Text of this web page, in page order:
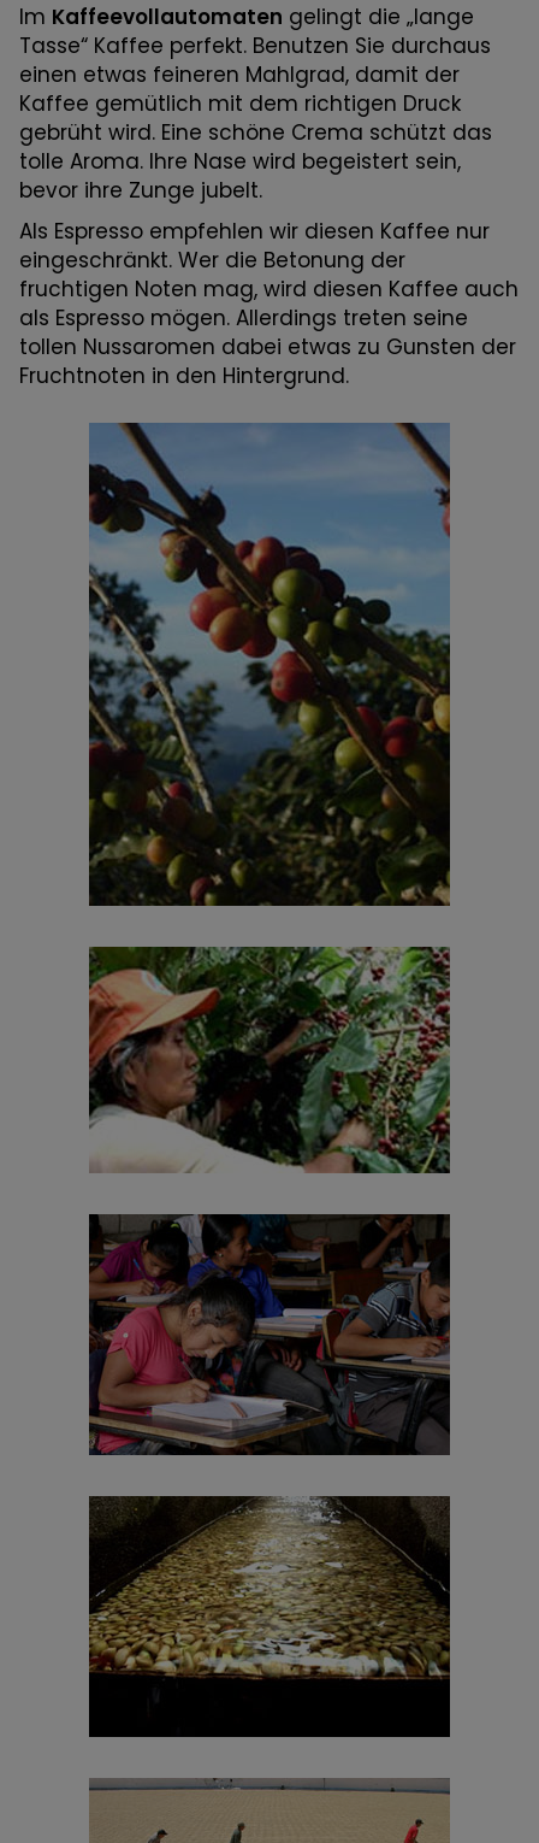
Im Kaffeevollautomaten gelingt die „lange
Tasse“ Kaffee perfekt. Benutzen Sie durchaus
einen etwas feineren Mahlgrad, damit der
Kaffee gemütlich mit dem richtigen Druck
gebrüht wird. Eine schöne Crema schützt das
tolle Aroma. Ihre Nase wird begeistert sein,
bevor ihre Zunge jubelt.
Als Espresso empfehlen wir diesen Kaffee nur
eingeschränkt. Wer die Betonung der
fruchtigen Noten mag, wird diesen Kaffee auch
als Espresso mögen. Allerdings treten seine
tollen Nussaromen dabei etwas zu Gunsten der
Fruchtnoten in den Hintergrund.